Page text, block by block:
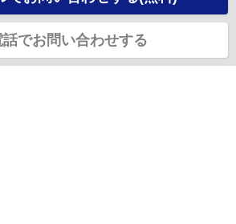
話でお問い合わせする